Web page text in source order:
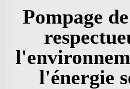
Pompage
l'énergie